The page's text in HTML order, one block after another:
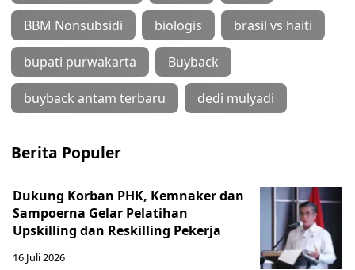
BBM Nonsubsidi biologis brasil vs haiti
bupati purwakarta Buyback
buyback antam terbaru dedi mulyadi
Berita Populer
Dukung Korban PHK, Kemnaker dan
Sampoerna Gelar Pelatihan
Upskilling dan Reskilling Pekerja
16 Juli 2026